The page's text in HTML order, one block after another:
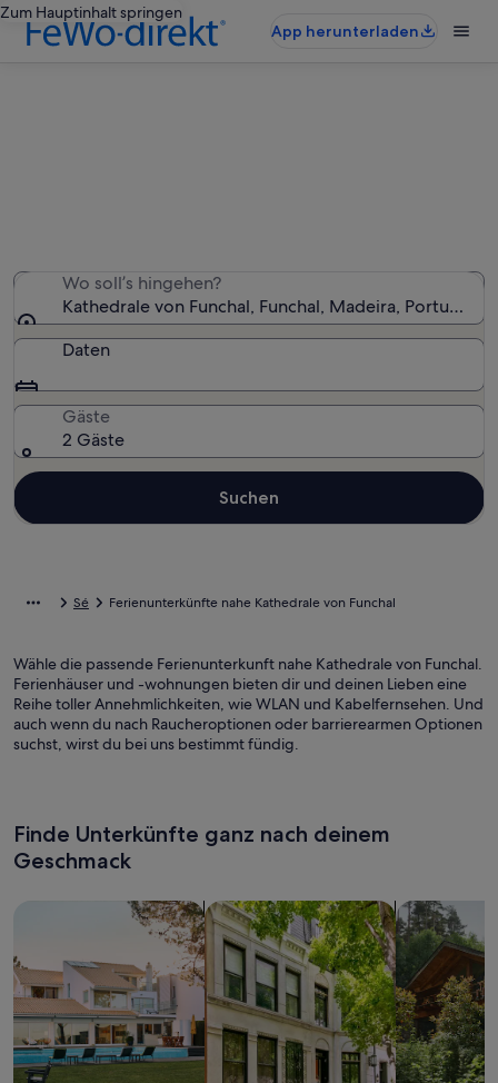
Zum Hauptinhalt springen
App herunterladen
Wo soll’s hingehen?
Kathedrale von Funchal, Funchal, Madeira, Portugal
Daten
Gäste
2 Gäste
Suchen
Sé Ferienunterkünfte nahe Kathedrale von Funchal
Wähle die passende Ferienunterkunft nahe Kathedrale von Funchal.
Ferienhäuser und -wohnungen bieten dir und deinen Lieben eine
Reihe toller Annehmlichkeiten, wie WLAN und Kabelfernsehen. Und
auch wenn du nach Raucheroptionen oder barrierearmen Optionen
suchst, wirst du bei uns bestimmt fündig.
Finde Unterkünfte ganz nach deinem
Geschmack
Suche nach FerienhäusernSuche nach Ferienwohnungen oder
Suche nach